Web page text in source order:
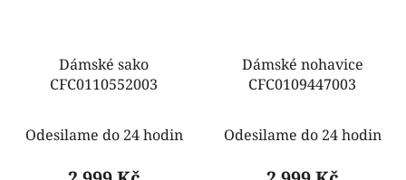
Dámské sako
CFC0110552003
Odesilame do 24 hodin
Dámské nohavice
CFC0109447003
Odesilame do 24 hodin